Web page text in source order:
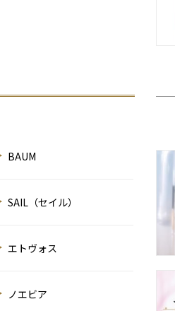
BAUM
SAIL（セイル）
エトヴォス
ノエビア